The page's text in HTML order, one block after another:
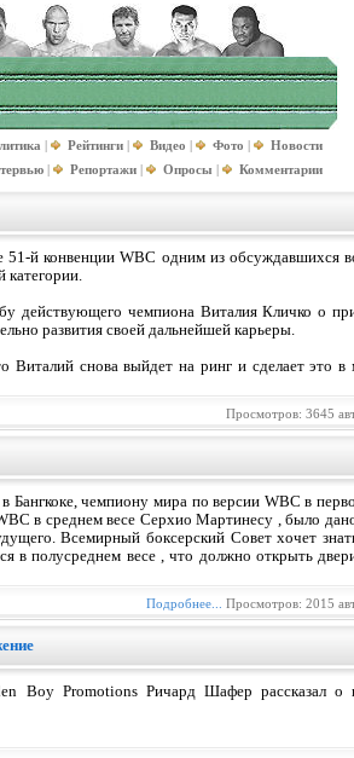
| Рейтинги | Видео | Фото |
Новости
| Репортажи | Опросы | Комментарии
51-й конвенции WBC одним из обсуждавшихся
категории.
действующего чемпиона Виталия Кличко о
развития своей дальнейшей карьеры.
снова выйдет на ринг и сделает это в
Просмотров: 3645
Бангкоке, чемпиону мира по версии WBC в
в среднем весе Серхио Мартинесу , было
Всемирный боксерский Совет хочет
в полусреднем весе , что должно открыть
Подробнее... Просмотров: 2015
Boy Promotions Ричард Шафер рассказал о